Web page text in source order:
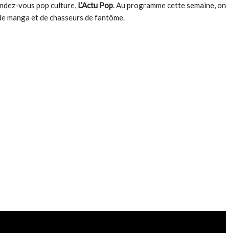
vous pop culture, L’Actu Pop. Au programme cette semaine, on
manga et de chasseurs de fantôme.